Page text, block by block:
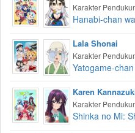
Karakter
Hanabi-chan
Lala Shonai
Karakter
Yatogame-
Karen
Karakter
Shinka no Mi: